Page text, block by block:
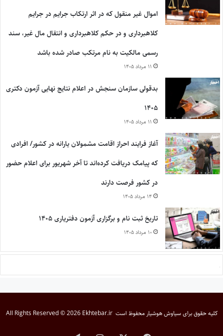
اموال غیر منقول که در اثر ارتکاب جرایم در جرایم
کلاهبرداری و در حکم کلاهبرداری و انتقال مال غیر، سند
رسمی مالکیت به نام مرتکب صادر شده باشد
۱۱ مرداد ۱۴۰۵
بدقولی سازمان سنجش در اعلام نتایج نهایی آزمون دکتری
۱۴۰۵
۱۱ مرداد ۱۴۰۵
آغاز فرایند احراز اقامت مشمولان یارانه در کشور/ افرادی
که پیامک دریافت کرده‌اند تا آخر شهریور برای اعلام حضور
در کشور فرصت دارند
۱۴ مرداد ۱۴۰۵
تاریخ ثبت نام و برگزاری آزمون دفتریاری ۱۴۰۵
۱۰ مرداد ۱۴۰۵
کلیه حقوق برایسیاوش هوشیار محفوظ است All Rights Reserved © 2026 Ekhtebar.ir